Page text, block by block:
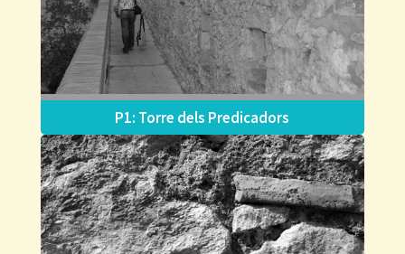
P1: Torre dels Predicadors